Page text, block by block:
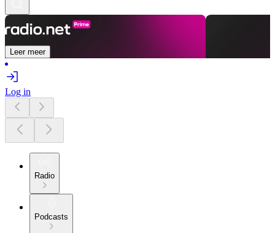
Leer meer
Log in
Radio
Podcasts